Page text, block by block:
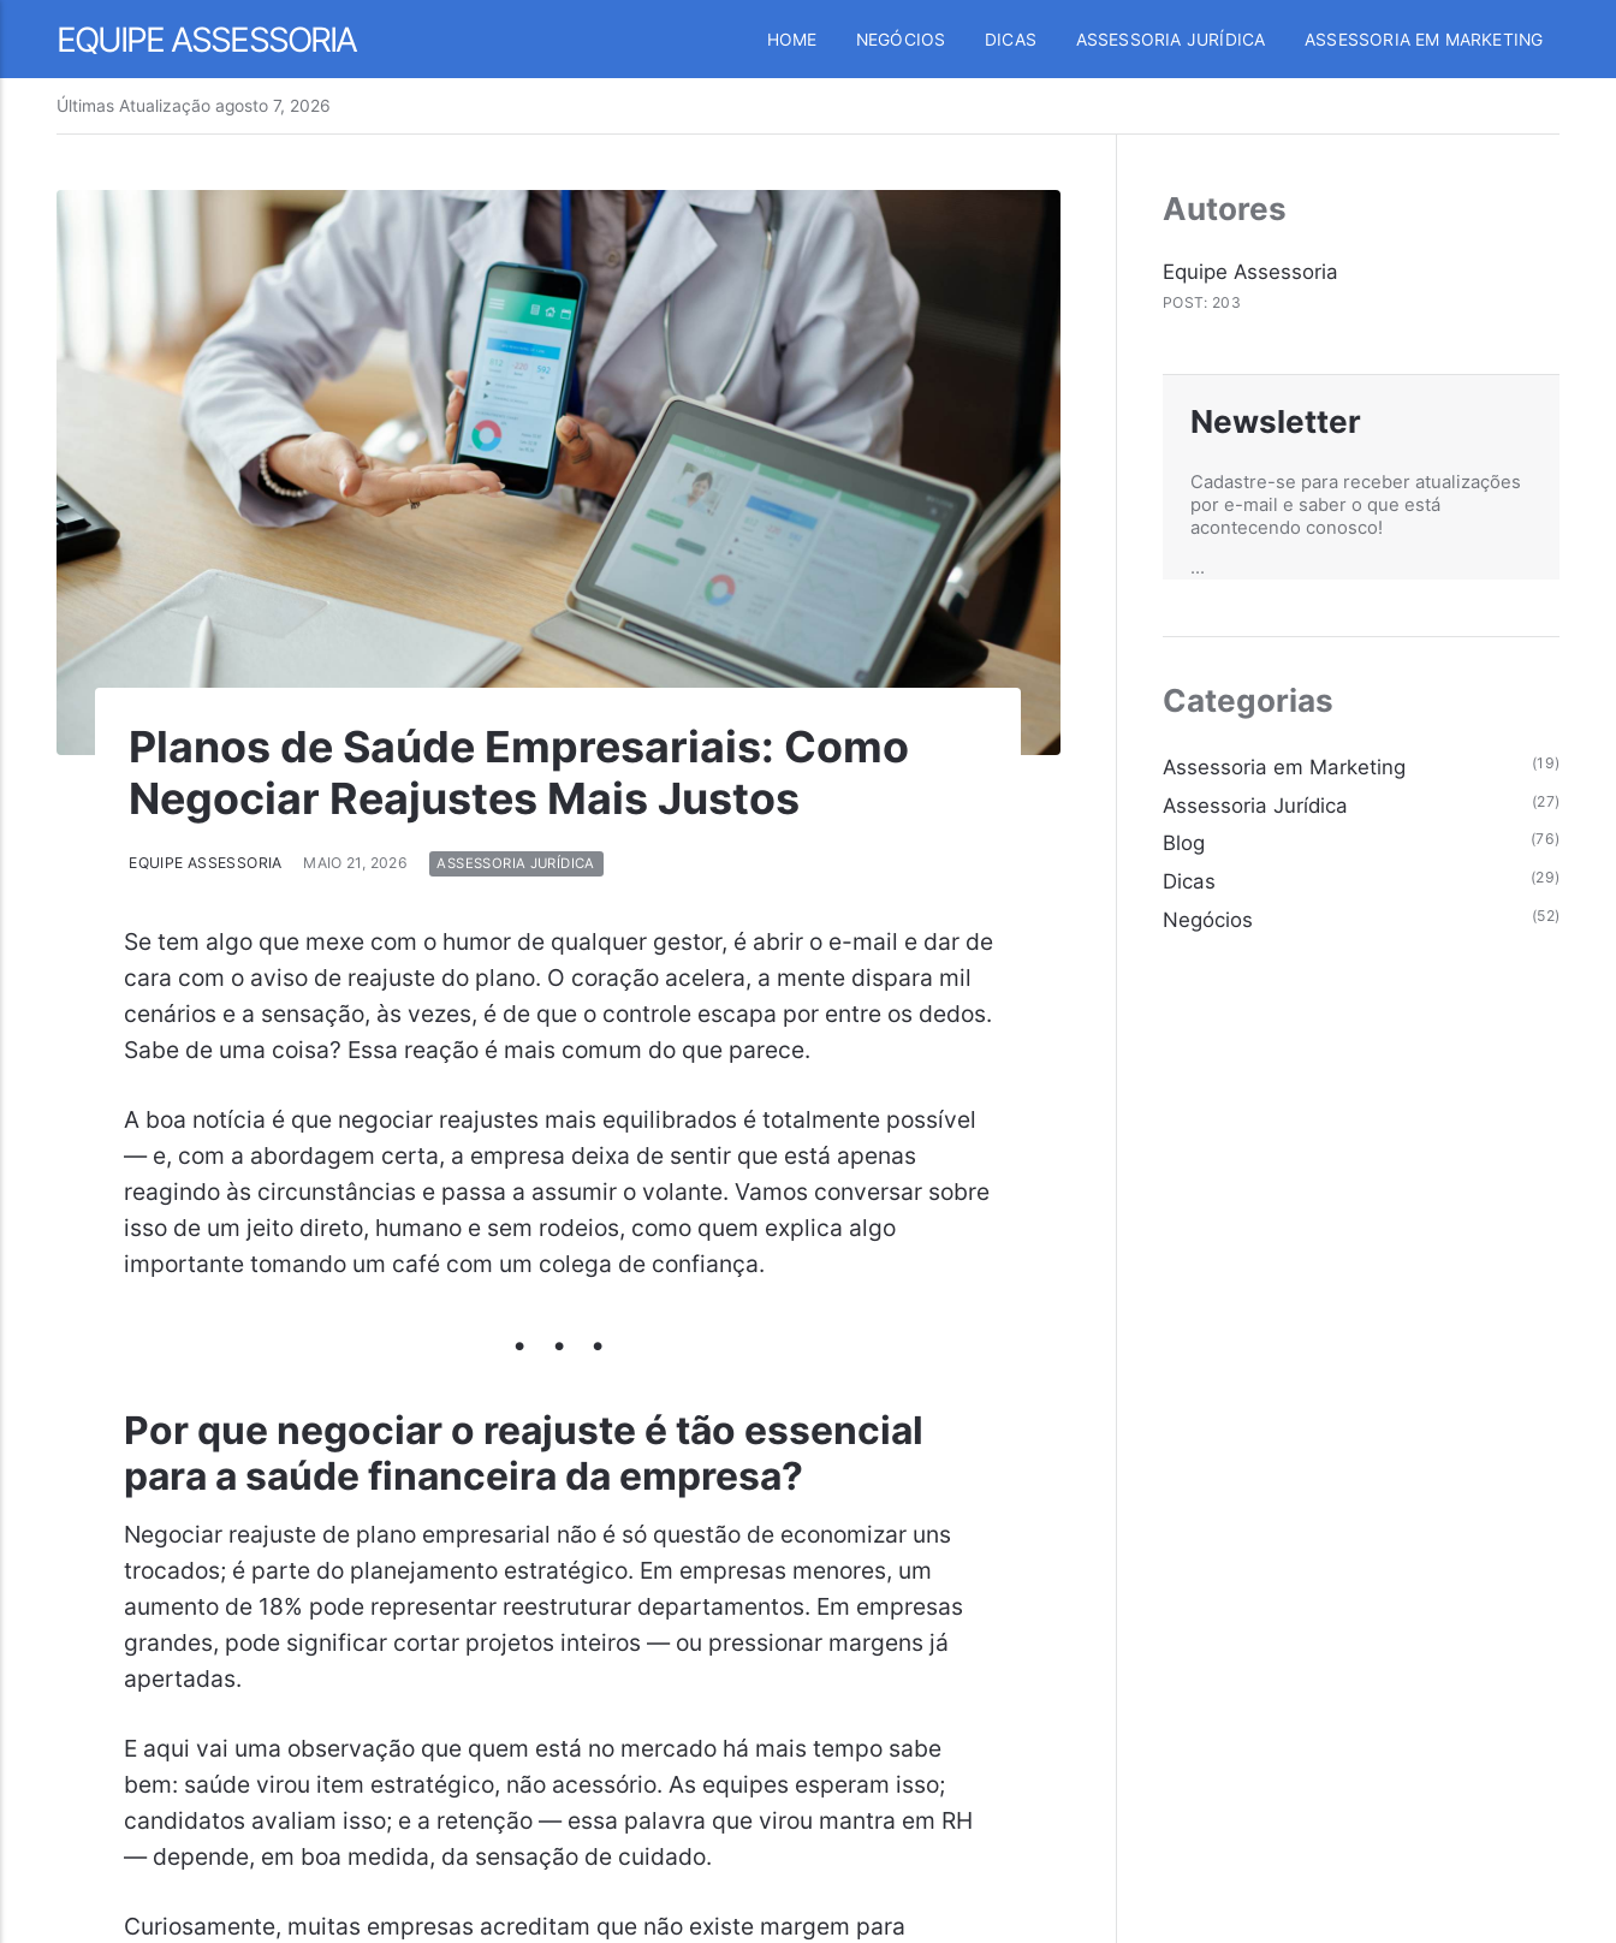
EQUIPE ASSESSORIA HOME NEGÓCIOS DICAS ASSESSORIA JURÍDICA ASSESSORIA EM MARKETING
Últimas Atualização agosto 7, 2026
Planos de Saúde Empresariais: Como
Negociar Reajustes Mais Justos
EQUIPE ASSESSORIA MAIO 21, 2026 ASSESSORIA JURÍDICA
Se tem algo que mexe com o humor de qualquer gestor, é abrir o e-mail e dar de
cara com o aviso de reajuste do plano. O coração acelera, a mente dispara mil
cenários e a sensação, às vezes, é de que o controle escapa por entre os dedos.
Sabe de uma coisa? Essa reação é mais comum do que parece.
A boa notícia é que negociar reajustes mais equilibrados é totalmente possível
— e, com a abordagem certa, a empresa deixa de sentir que está apenas
reagindo às circunstâncias e passa a assumir o volante. Vamos conversar sobre
isso de um jeito direto, humano e sem rodeios, como quem explica algo
importante tomando um café com um colega de confiança.
Por que negociar o reajuste é tão essencial
para a saúde financeira da empresa?
Negociar reajuste de plano empresarial não é só questão de economizar uns
trocados; é parte do planejamento estratégico. Em empresas menores, um
aumento de 18% pode representar reestruturar departamentos. Em empresas
grandes, pode significar cortar projetos inteiros — ou pressionar margens já
apertadas.
E aqui vai uma observação que quem está no mercado há mais tempo sabe
bem: saúde virou item estratégico, não acessório. As equipes esperam isso;
candidatos avaliam isso; e a retenção — essa palavra que virou mantra em RH
— depende, em boa medida, da sensação de cuidado.
Curiosamente, muitas empresas acreditam que não existe margem para
Autores
Equipe Assessoria
POST: 203
Newsletter
Cadastre-se para receber atualizações
por e-mail e saber o que está
acontecendo conosco!
...
Categorias
Assessoria em Marketing (19)
Assessoria Jurídica (27)
Blog (76)
Dicas (29)
Negócios (52)